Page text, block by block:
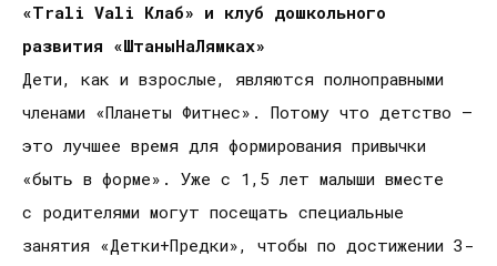
«Trali Vali Клаб» и клуб дошкольного
развития «ШтаныНаЛямках»
Дети, как и взрослые, являются полноправными
членами «Планеты Фитнес». Потому что детство —
это лучшее время для формирования привычки
«быть в форме». Уже с 1,5 лет малыши вместе
с родителями могут посещать специальные
занятия «Детки+Предки», чтобы по достижении 3-